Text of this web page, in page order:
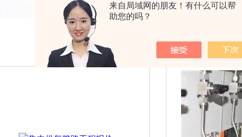
来自局域网的朋友！有什么可以帮
助您的吗？